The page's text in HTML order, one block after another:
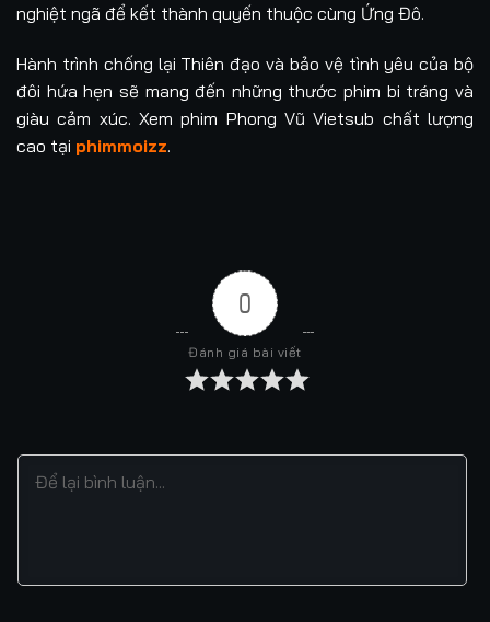
nghiệt ngã để kết thành quyến thuộc cùng Ứng Đô.
Hành trình chống lại Thiên đạo và bảo vệ tình yêu của bộ
đôi hứa hẹn sẽ mang đến những thước phim bi tráng và
giàu cảm xúc. Xem phim Phong Vũ Vietsub chất lượng
cao tại phimmoizz.
0
Đánh giá bài viết